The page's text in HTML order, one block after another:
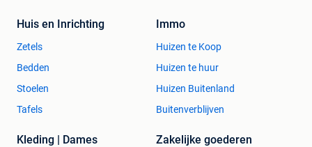
Huis en Inrichting
Zetels
Bedden
Stoelen
Tafels
Immo
Huizen te Koop
Huizen te huur
Huizen Buitenland
Buitenverblijven
Kleding | Dames Zakelijke goederen